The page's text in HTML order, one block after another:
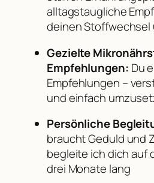
alltagstaugliche
deinen
Gezielte
Empfehlungen: Du
Empfehlungen –
und einfach
Persönliche
braucht Geduld und
begleite ich dich auf
drei Monate lang